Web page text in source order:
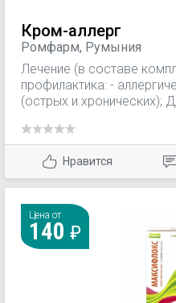
Кром-аллерг
Ромфарм, Румыния
Лечение (в составе
профилактика: -
(острых и хронических);
аллергическими
окружающей среды и
профессиональные
запыленность, пары
средств и
домашних животных.
Нравится
Цена от
140